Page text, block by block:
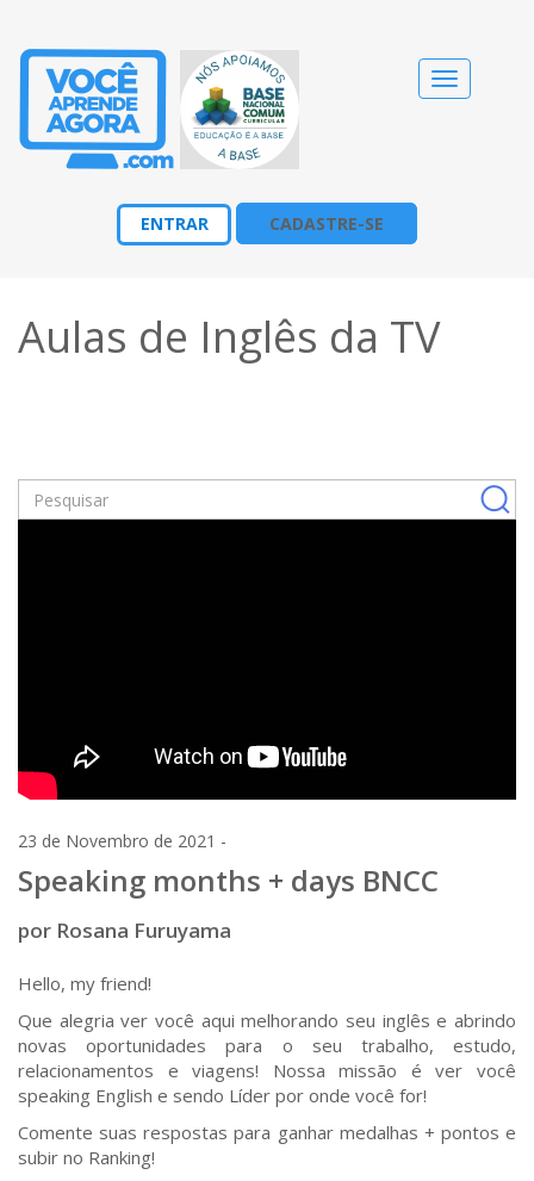
Alternar
navegação
ENTRAR CADASTRE-SE
Aulas de Inglês da TV
23 de Novembro de 2021 -
Speaking months + days BNCC
por Rosana Furuyama
Hello, my friend!
Que alegria ver você aqui melhorando seu inglês e abrindo
novas oportunidades para o seu trabalho, estudo,
relacionamentos e viagens! Nossa missão é ver você
speaking English e sendo Líder por onde você for!
Comente suas respostas para ganhar medalhas + pontos e
subir no Ranking!